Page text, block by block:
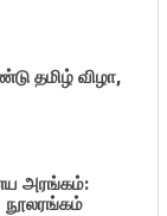
தமிழ் விழா,
அரங்கம்:
நூலரங்கம்